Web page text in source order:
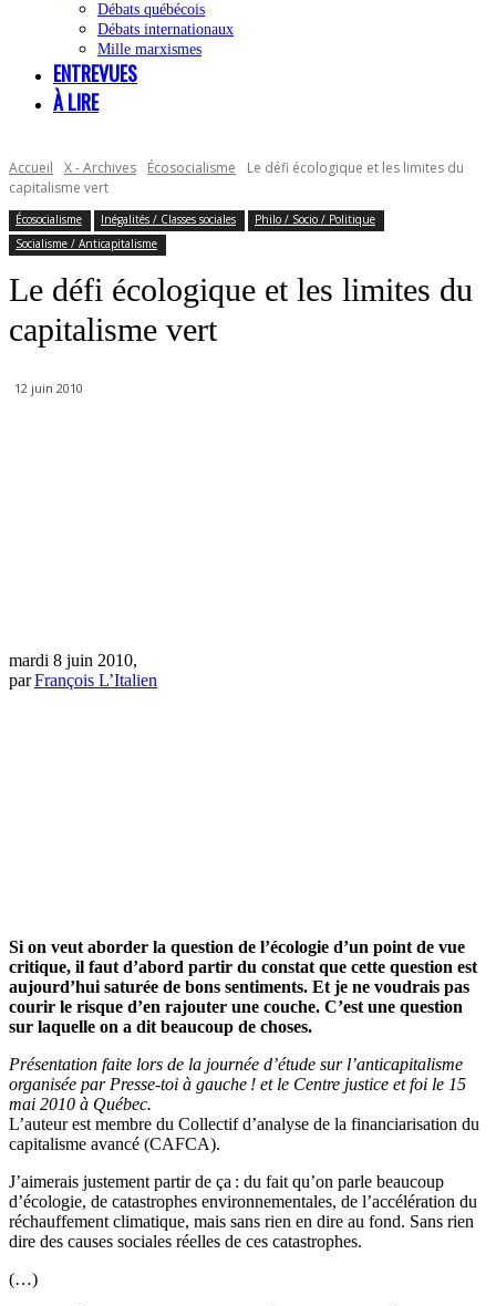
Débats québécois
Débats internationaux
Mille marxismes
ENTREVUES
À LIRE
Accueil X - Archives Écosocialisme
Le défi écologique et les limites du
capitalisme vert
Écosocialisme Inégalités / Classes sociales
Philo / Socio / Politique
Socialisme / Anticapitalisme
Le défi écologique et les limites du
capitalisme vert
12 juin 2010
mardi 8 juin 2010,
parFrançois L’Italien
Si on veut aborder la question de l’écologie d’un point de vue
critique, il faut d’abord partir du constat que cette question est
aujourd’hui saturée de bons sentiments. Et je ne voudrais pas
courir le risque d’en rajouter une couche. C’est une question
sur laquelle on a dit beaucoup de choses.
Présentation faite lors de la journée d’étude sur l’anticapitalisme
organisée par Presse-toi à gauche ! et le Centre justice et foi le 15
mai 2010 à Québec.
L’auteur est membre du Collectif d’analyse de la financiarisation du
capitalisme avancé (CAFCA).
J’aimerais justement partir de ça : du fait qu’on parle beaucoup
d’écologie, de catastrophes environnementales, de l’accélération du
réchauffement climatique, mais sans rien en dire au fond. Sans rien
dire des causes sociales réelles de ces catastrophes.
(…)